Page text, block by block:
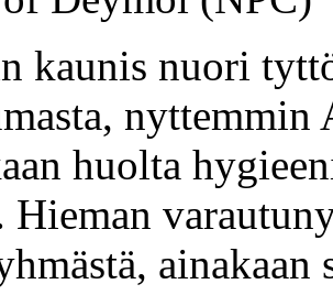
kaunis nuori
huolta
Hieman